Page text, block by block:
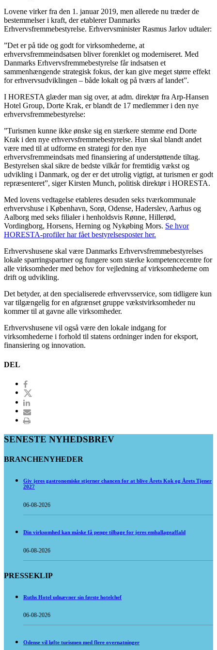
Lovene virker fra den 1. januar 2019, men allerede nu træder de
bestemmelser i kraft, der etablerer Danmarks
Erhvervsfremmebestyrelse. Erhvervsminister Rasmus Jarlov udtaler:
”Det er på tide og godt for virksomhederne, at
erhvervsfremmeindsatsen bliver forenklet og moderniseret. Med
Danmarks Erhvervsfremmebestyrelse får indsatsen et
sammenhængende strategisk fokus, der kan give meget større effekt
for erhvervsudviklingen – både lokalt og på tværs af landet”.
I HORESTA glæder man sig over, at adm. direktør fra Arp-Hansen
Hotel Group, Dorte Krak, er blandt de 17 medlemmer i den nye
erhvervsfremmebestyrelse:
”Turismen kunne ikke ønske sig en stærkere stemme end Dorte
Krak i den nye erhvervsfremmebestyrelse. Hun skal blandt andet
være med til at udforme en strategi for den nye
erhvervsfremmeindsats med finansiering af understøttende tiltag.
Bestyrelsen skal sikre de bedste vilkår for fremtidig vækst og
udvikling i Danmark, og der er det utrolig vigtigt, at turismen er godt
repræsenteret”, siger Kirsten Munch, politisk direktør i HORESTA.
Med lovens vedtagelse etableres desuden seks tværkommunale
erhvervshuse i København, Sorø, Odense, Haderslev, Aarhus og
Aalborg med seks filialer i henholdsvis Rønne, Hillerød,
Vordingborg, Horsens, Herning og Nykøbing Mors. Se hvor
HORESTA-profiler har fået bestyrelsesposter her.
Erhvervshusene skal være Danmarks Erhvervsfremmebestyrelses
lokale sparringspartner og fungere som stærke kompetencecentre for
alle virksomheder med behov for vejledning af virksomhederne om
drift og udvikling.
Det betyder, at den specialiserede erhvervsservice, som tidligere kun
var tilgængelig for en afgrænset gruppe vækstvirksomheder nu
kommer til at gavne alle virksomheder.
Erhvervshusene vil også være den lokale indgang for
virksomhederne i forhold til statens ordninger inden for eksport,
finansiering og innovation.
DEL
SENESTE NYHEDSBREV
BRANCHENYHEDER
Giv jeres gastronomiske stjerner chancen for at blive Årets Kok og Årets Tjener
2027
06-08-2026
Din virksomhed kan måske få penge tilbage for jeres emballageaffald
06-08-2026
PRESSEKLIP
Ruths Hotel udnævner sin første hotelchef
06-08-2026
Odense vil løfte turismen med flere overnatninger